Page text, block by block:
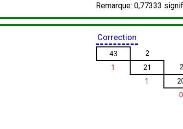
Remarque: 0,77333
Correction
43
2
1
21
2
1
0